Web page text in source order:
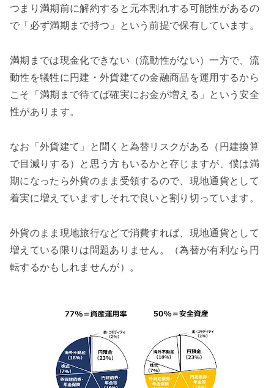
つまり満期前に解約すると元本割れする可能性があるの
で「必ず満期まで持つ」という前提で保有しています。
満期までは現金化できない（流動性がない）一方で、流
動性を犠牲に円建・外貨建ての金融商品を運用するから
こそ「満期まで待てば確実にお金が増える」という安全
性があります。
なお「外貨建て」と聞くと為替リスクがある（円建換算
で目減りする）と思う方もいるかと存じますが、僕は満
期になったら外貨のまま受領するので、現地通貨として
着実に増えていますしそれで良いと割り切っています。
外貨のまま現地旅行などで消費すれば、現地通貨として
増えている限りは問題ありません。（為替が有利なら円
転するかもしれませんが）。